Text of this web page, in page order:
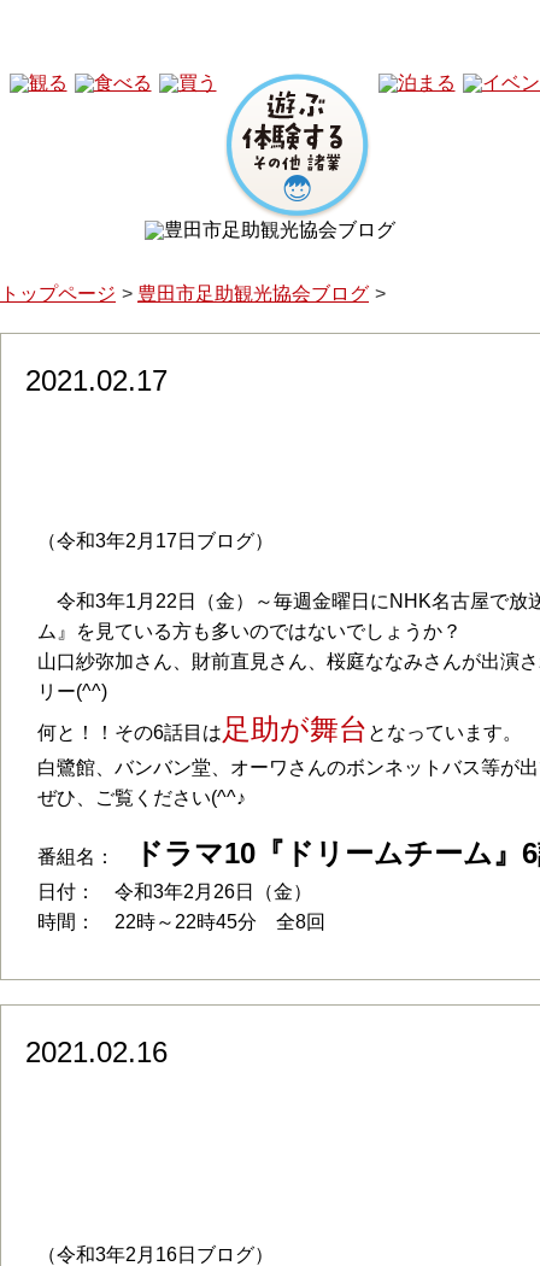
トップページ 豊田市足助観光協会ブログ
2021.02.17
（令和3年2月17日ブログ）
令和3年1月22日（金）～毎週金曜日にNHK名古屋で放
ム』を見ている方も多いのではないでしょうか？
山口紗弥加さん、財前直見さん、桜庭ななみさんが出演
リー(^^)
何と！！その6話目は 足助が舞台 となっています。
白鷺館、バンバン堂、オーワさんのボンネットバス等が
ぜひ、ご覧ください(^^♪
番組名： ドラマ10『ドリームチーム』
日付： 令和3年2月26日（金）
時間： 22時～22時45分 全8回
2021.02.16
（令和3年2月16日ブログ）